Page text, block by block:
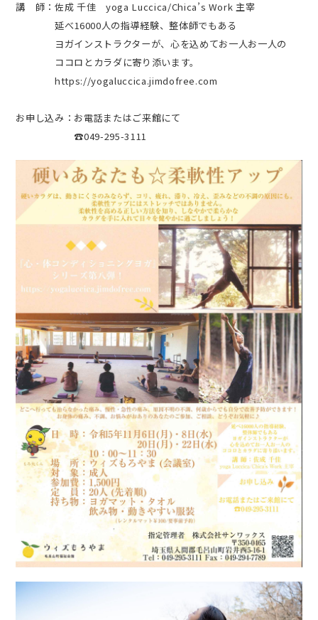
講 師：佐成 千佳 yoga Luccica/Chica’s Work 主宰
延べ16000人の指導経験、整体師でもある
ヨガインストラクターが、心を込めてお一人お一人の
ココロとカラダに寄り添います。
https://yogaluccica.jimdofree.com
お申し込み：お電話またはご来館にて
☎049-295-3111